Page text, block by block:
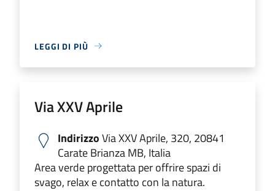
LEGGI DI PIÙ
Via XXV Aprile
IndirizzoVia XXV Aprile, 320, 20841
Carate Brianza MB, Italia
Area verde progettata per offrire spazi di
svago, relax e contatto con la natura.